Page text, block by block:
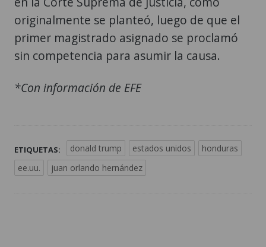
originalmente se planteó, luego de que el
primer magistrado asignado se proclamó
sin competencia para asumir la causa.
*Con información de EFE
ETIQUETAS: donald trump estados unidos
honduras
ee.uu.
juan orlando hernández